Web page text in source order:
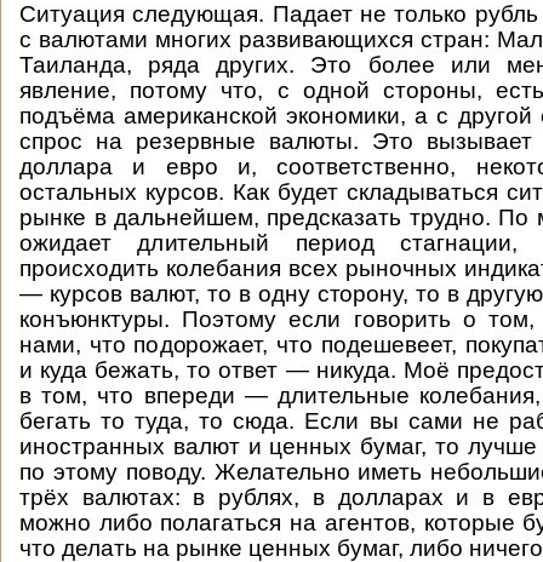
Ситуация следующая. Падает не только
с валютами многих развивающихся стран:
Таиланда, ряда других. Это более или
явление, потому что, с одной стороны,
подъёма американской экономики, а с
спрос на резервные валюты. Это вызывает
доллара и евро и, соответственно,
остальных курсов. Как будет складываться
рынке в дальнейшем, предсказать трудно.
ожидает длительный период
происходить колебания всех рыночных
— курсов валют, то в одну сторону, то в
конъюнктуры. Поэтому если говорить о
нами, что подорожает, что подешевеет,
и куда бежать, то ответ — никуда. Моё
в том, что впереди — длительные
бегать то туда, то сюда. Если вы сами не
иностранных валют и ценных бумаг, то лучше
по этому поводу. Желательно иметь
трёх валютах: в рублях, в долларах и в
можно либо полагаться на агентов, которые
что делать на рынке ценных бумаг, либо